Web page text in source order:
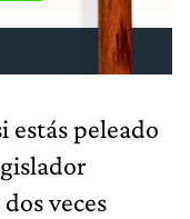
estás peleado
veces